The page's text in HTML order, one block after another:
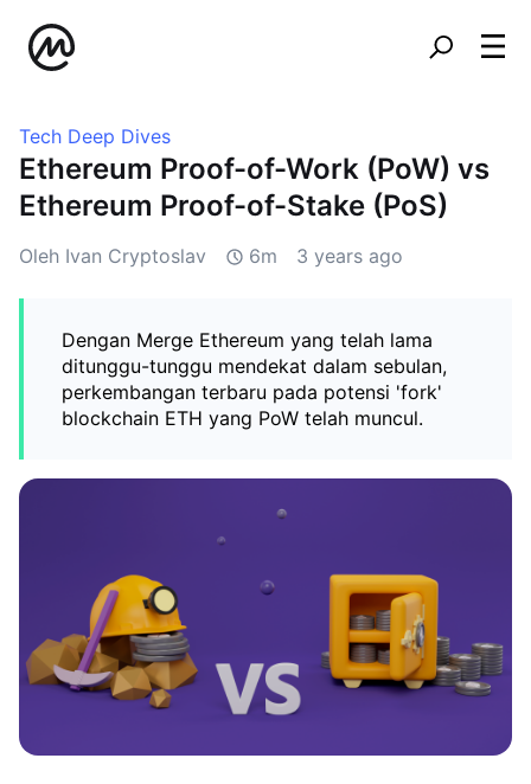
Tech Deep Dives
Ethereum Proof-of-Work (PoW) vs
Ethereum Proof-of-Stake (PoS)
Oleh Ivan Cryptoslav 6m 3 years ago
Dengan Merge Ethereum yang telah lama
ditunggu-tunggu mendekat dalam sebulan,
perkembangan terbaru pada potensi 'fork'
blockchain ETH yang PoW telah muncul.